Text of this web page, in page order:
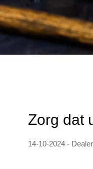
Zorg dat
14-10-2024 - Dealer